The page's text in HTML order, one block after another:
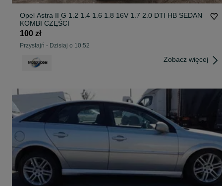
Opel Astra II G 1.2 1.4 1.6 1.8 16V 1.7 2.0 DTI HB SEDAN
KOMBI CZĘŚCI
100 zł
Przystajń - Dzisiaj o 10:52
Zobacz więcej